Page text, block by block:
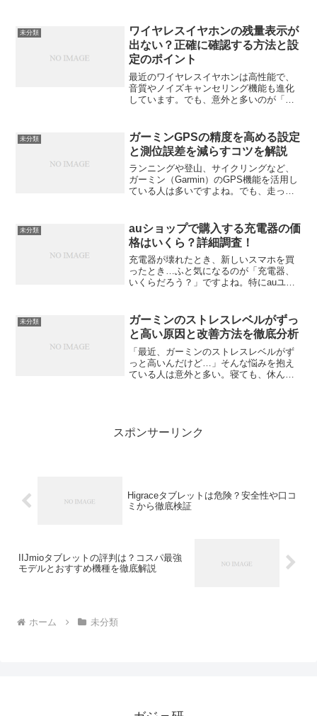
実際に使うとその差が意外と大きく感じ
ることもあります。こ...
未分類
ワイヤレスイヤホンの残量表示が
出ない？正確に確認する方法と設
定のポイント
最近のワイヤレスイヤホンは高性能で、
音質やノイズキャンセリング機能も進化
しています。でも、意外と多いのが「残
た悩み。この記事では、ワイヤレスイヤ
ホンの残量表示に関する仕...
未分類
ガーミンGPSの精度を高める設定
と測位誤差を減らすコツを解説
ランニングや登山、サイクリングなど、
ガーミン（Garmin）のGPS機能を活用し
ている人は多いですよね。でも、走った
ょうか？実は、GPSの仕組みや環境、そ
して設定次第で...
未分類
auショップで購入する充電器の価
格はいくら？詳細調査！
充電器が壊れたとき、新しいスマホを買
ったとき…ふと気になるのが「充電器、
いくらだろう？」ですよね。特にauユー
ざ買おうと思っても、種類が多くてどれ
を選べばいいのか、実...
未分類
ガーミンのストレスレベルがずっ
と高い原因と改善方法を徹底分析
「最近、ガーミンのストレスレベルがず
っと高いんだけど…」そんな悩みを抱え
ている人は意外と多い。寝ても、休んで
スポンサーリンク
Higraceタブレットは危険？安全性や口コ
ミから徹底検証
IIJmioタブレットの評判は？コスパ最強
モデルとおすすめ機種を徹底解説
ホーム 未分類